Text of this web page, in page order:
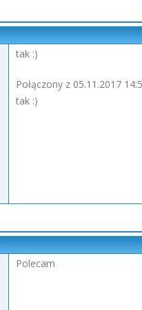
tak :)
Połączony z 05.11.2017
tak :)
Polecam